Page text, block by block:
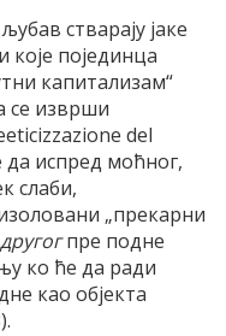
стварају јаке
које појединца
капитализам“
се изврши
del
да испред моћног,
слаби,
„прекарни
другогпре подне
ко ће да ради
као објекта